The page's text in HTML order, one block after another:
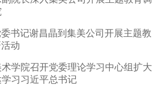
书记谢昌晶到集美公司开展主题教
动
术学院召开党委理论学习中心组扩大
习习近平总书记